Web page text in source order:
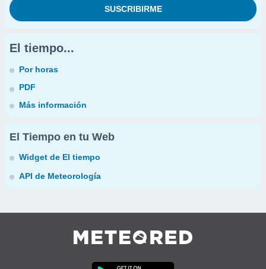
El tiempo...
Por horas
PDF
Más información
El Tiempo en tu Web
Widget de El tiempo
API de Meteorología